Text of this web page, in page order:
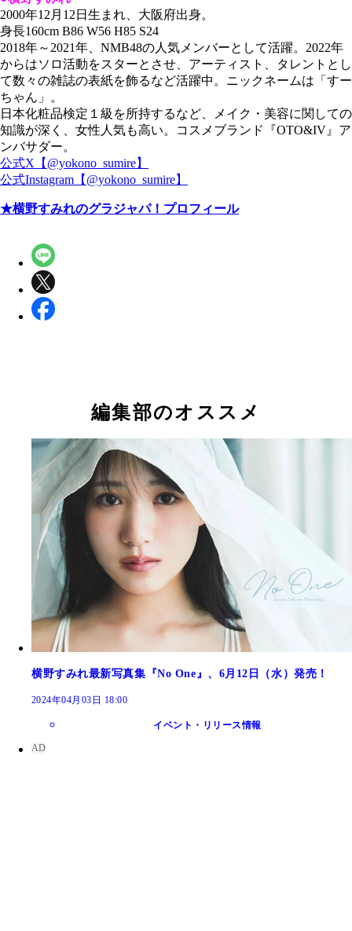
2000年12月12日生まれ、大阪府出身。
身長160cm B86 W56 H85 S24
2018年～2021年、NMB48の人気メンバーとして活躍。2022年
からはソロ活動をスターとさせ、アーティスト、タレントとし
て数々の雑誌の表紙を飾るなど活躍中。ニックネームは「すー
ちゃん」。
日本化粧品検定１級を所持するなど、メイク・美容に関しての
知識が深く、女性人気も高い。コスメブランド『OTO&IV』ア
ンバサダー。
公式X【@yokono_sumire】
公式Instagram【@yokono_sumire】
★横野すみれのグラジャパ！プロフィール
編集部のオススメ
横野すみれ最新写真集『No One』、6月12日（水）発売！
2024年04月03日 18:00
イベント・リリース情報